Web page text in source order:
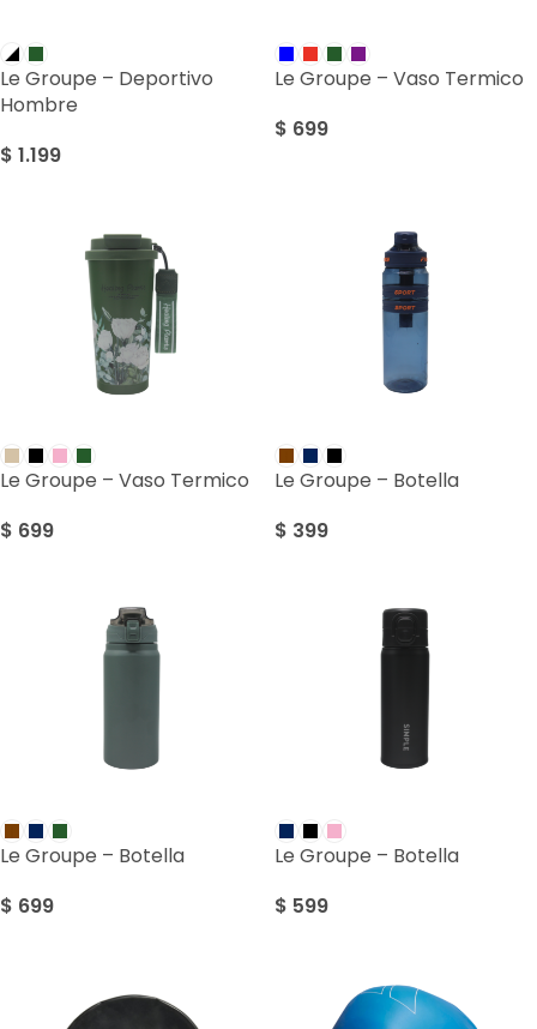
Le Groupe – Deportivo
Hombre
$ 1.199
Le Groupe – Vaso Termico
$ 699
Le Groupe – Vaso Termico
$ 699
Le Groupe – Botella
$ 399
Le Groupe – Botella
$ 699
Le Groupe – Botella
$ 599